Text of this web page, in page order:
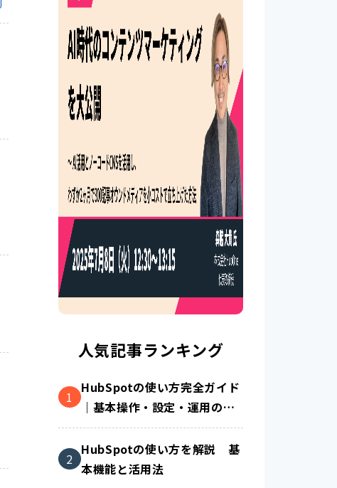
人気記事ランキング
HubSpotの使い方完全ガイド
｜基本操作・設定・運用のコ
ツを解説
HubSpotの使い方を解説 基
本機能と活用法